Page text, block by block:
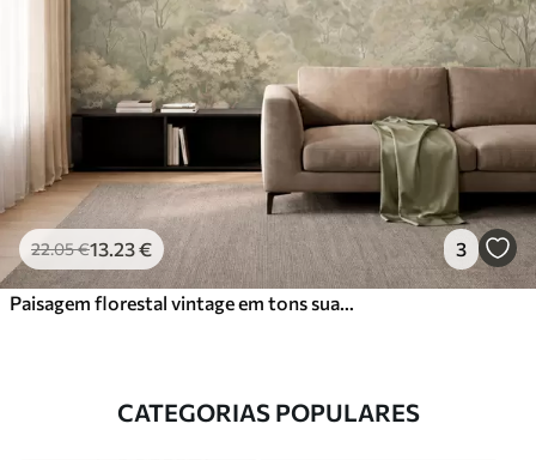
22.05€13 .23€ 3
CATEGORIAS POPULARES